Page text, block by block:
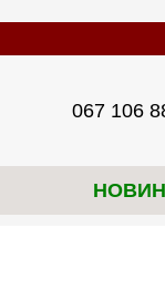
067 106